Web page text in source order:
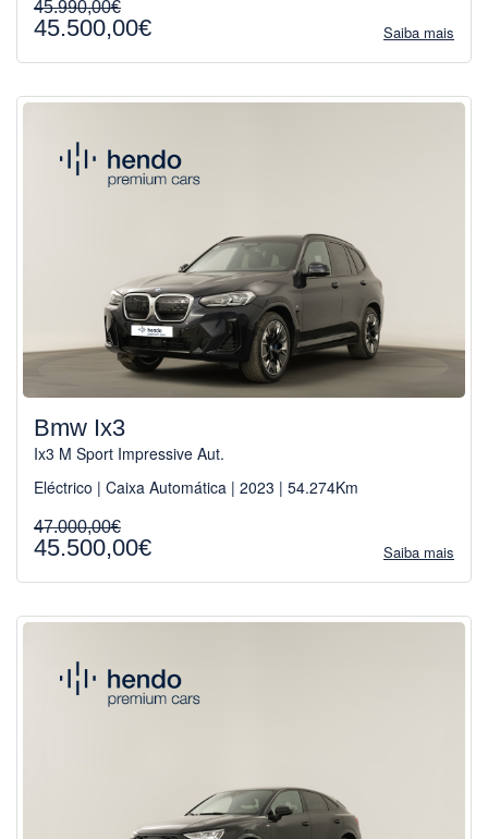
45.990,00€
45.500,00€ Saiba mais
Bmw Ix3
Ix3 M Sport Impressive Aut.
Eléctrico | Caixa Automática | 2023 | 54.274Km
47.000,00€
45.500,00€ Saiba mais